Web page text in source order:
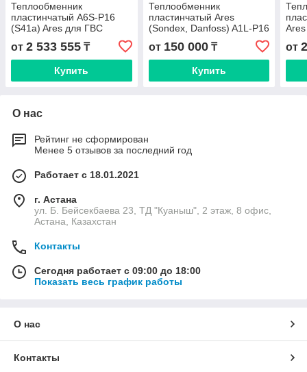
Теплообменник
пластинчатый A6S-P16
(S41a) Ares для ГВС
от 2 533 555 ₸
Купить
Теплообменник
пластинчатый Ares
(Sondex, Danfoss) A1L-P16
от 150 000₸
Купить
от
О нас
Рейтинг не сформирован
Менее 5 отзывов за последний год
Работает с 18.01.2021
г. Астана
ул. Б. Бейсекбаева 23, ТД "Куаныш", 2 этаж, 8 офис,
Астана, Казахстан
Контакты
Сегодня работает с 09:00 до 18:00
Показать весь график работы
О нас
Контакты